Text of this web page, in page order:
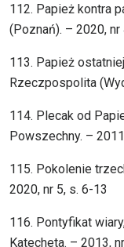
112. Papież kontra
(Poznań). – 2020, nr
113. Papież
Rzeczpospolita
114. Plecak od
Powszechny. –
115. Pokolenie
2020, nr 5, s. 6-13
116. Pontyfikat
Katecheta. – 2013,